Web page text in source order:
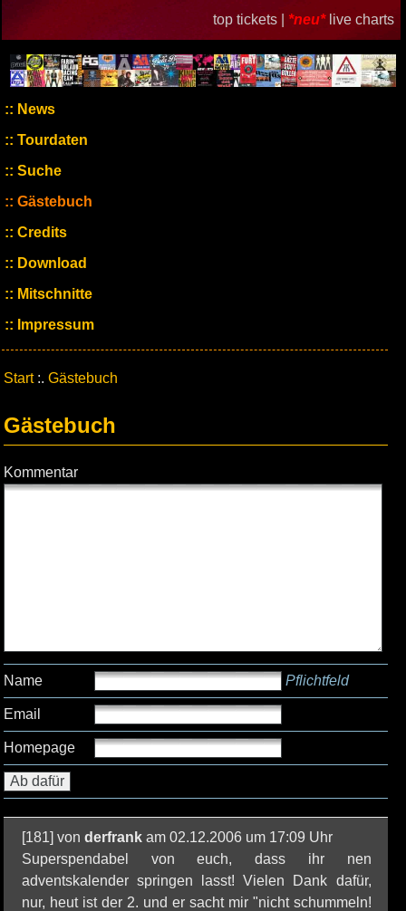
top tickets | *neu* live charts
News
Tourdaten
Suche
Gästebuch
Credits
Download
Mitschnitte
Impressum
Start:. Gästebuch
Gästebuch
Kommentar
Name Pflichtfeld
Email
Homepage
[181] von derfrank am 02.12.2006 um 17:09 Uhr
Superspendabel von euch, dass ihr nen
adventskalender springen lasst! Vielen Dank dafür,
nur, heut ist der 2. und er sacht mir "nicht schummeln!